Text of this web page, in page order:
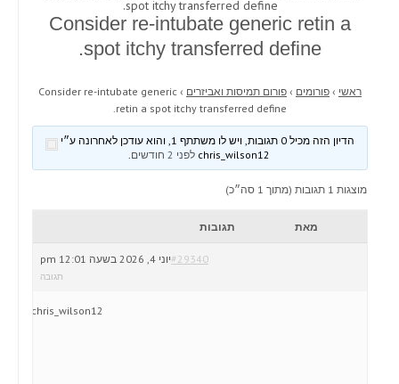
spot itchy transferred define.
Consider re-intubate generic retin a
spot itchy transferred define.
ראשי › פורומים › פורום תמיסות ואביזרים ›
Consider re-intubate generic
retin a spot itchy transferred define.
הדיון הזה מכיל 0 תגובות, ויש לו משתתף 1, והוא עודכן לאחרונה ע״י
לפני 2 חודשים .
מוצגות 1 תגובות (מתוך 1 סה״כ)
מאת תגובות
יוני 4, 2026 בשעה 12:01 pm#29340
תגובה
chris_wilson12